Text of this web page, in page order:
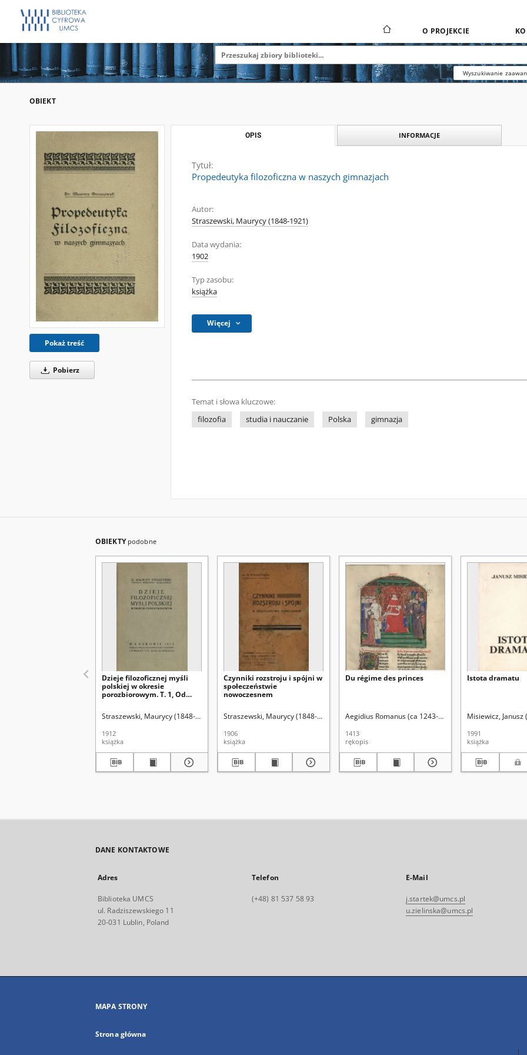
O PROJEKCIE
Wyszukiwanie
OBIEKT
Pokaż treść
Pobierz
OPIS INFORMACJE
Tytuł:
Propedeutyka filozoficzna w naszych gimnazjach
Autor:
Straszewski, Maurycy (1848-1921)
Data wydania:
1902
Typ zasobu:
książka
Więcej
Temat i słowa kluczowe:
filozofia
studia i nauczanie Polska gimnazja
OBIEKTY podobne
Dzieje filozoficznej myśli
polskiej w okresie
porozbiorowym. T. 1, Od
Straszewski, Maurycy (1848-1921)
1912
książka
Czynniki rozstroju i spójni w
społeczeństwie
nowoczesnem
Straszewski, Maurycy (1848-1921)
1906
książka
Du régime des princes
Aegidius Romanus (ca 1243-1316). Aut. oryg.
1413
rękopis
Istota dramatu
Misiewicz, Janusz
1991
książka
DANE KONTAKTOWE
Adres
Biblioteka UMCS
ul. Radziszewskiego 11
20-031 Lublin, Poland
Telefon
(+48) 81 537 58 93
E-Mail
j.startek@umcs.pl
u.zielinska@umcs.pl
MAPA STRONY
Strona główna